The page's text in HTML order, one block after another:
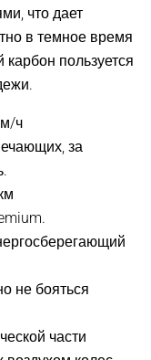
что дает
в темное время
пользуется
ч
за
не бояться
части